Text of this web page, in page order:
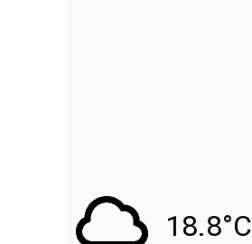
18.8°C